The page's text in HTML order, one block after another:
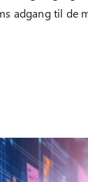
adgang til de